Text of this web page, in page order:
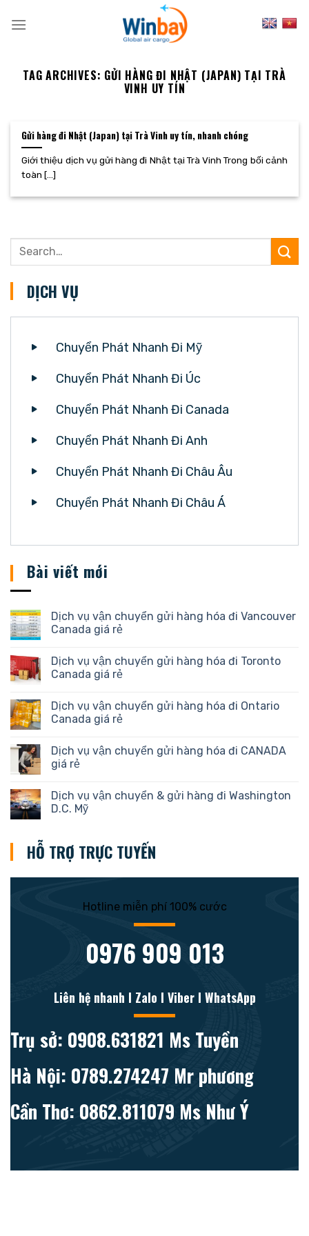
TAG ARCHIVES: GỬI HÀNG ĐI NHẬT (JAPAN) TẠI TRÀ
VINH UY TÍN
Gửi hàng đi Nhật (Japan) tại Trà Vinh uy tín, nhanh chóng
Giới thiệu dịch vụ gửi hàng đi Nhật tại Trà Vinh Trong bối cảnh
toàn [...]
DỊCH VỤ
Chuyển Phát Nhanh Đi Mỹ
Chuyển Phát Nhanh Đi Úc
Chuyển Phát Nhanh Đi Canada
Chuyển Phát Nhanh Đi Anh
Chuyển Phát Nhanh Đi Châu Âu
Chuyển Phát Nhanh Đi Châu Á
Bài viết mới
Dịch vụ vận chuyển gửi hàng hóa đi Vancouver
Canada giá rẻ
Dịch vụ vận chuyển gửi hàng hóa đi Toronto
Canada giá rẻ
Dịch vụ vận chuyển gửi hàng hóa đi Ontario
Canada giá rẻ
Dịch vụ vận chuyển gửi hàng hóa đi CANADA
giá rẻ
Dịch vụ vận chuyển & gửi hàng đi Washington
D.C. Mỹ
HỖ TRỢ TRỰC TUYẾN
Hotline miễn phí 100% cước
0976 909 013
Liên hệ nhanh l Zalo l Viber l WhatsApp
Trụ sở: 0908.631821 Ms Tuyền
Hà Nội: 0789.274247 Mr phương
Cần Thơ: 0862.811079 Ms Như Ý